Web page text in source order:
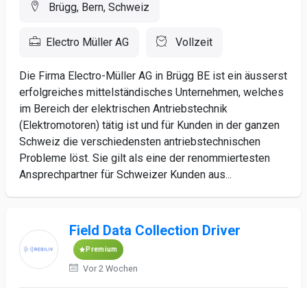
Brügg, Bern, Schweiz
Electro Müller AG Vollzeit
Die Firma Electro-Müller AG in Brügg BE ist ein äusserst
erfolgreiches mittelständisches Unternehmen, welches
im Bereich der elektrischen Antriebstechnik
(Elektromotoren) tätig ist und für Kunden in der ganzen
Schweiz die verschiedensten antriebstechnischen
Probleme löst. Sie gilt als eine der renommiertesten
Ansprechpartner für Schweizer Kunden aus...
Field Data Collection Driver
Premium
Vor 2 Wochen